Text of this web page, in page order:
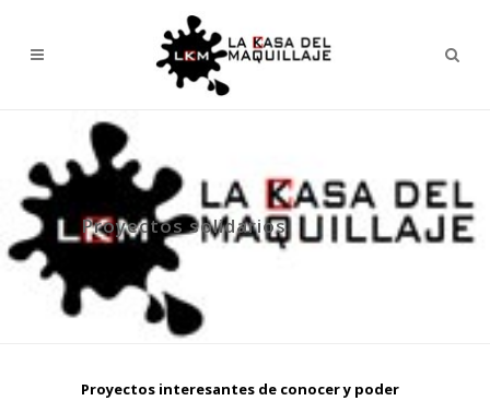
Proyectos solidarios
Proyectos interesantes de conocer y poder